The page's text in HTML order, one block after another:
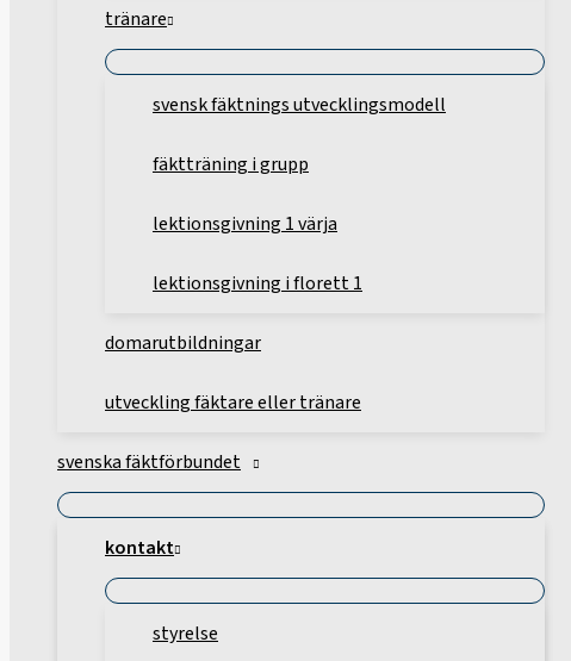
tränare
svensk fäktnings utvecklingsmodell
fäktträning i grupp
lektionsgivning 1 värja
lektionsgivning i florett 1
domarutbildningar
utveckling fäktare eller tränare
svenska fäktförbundet
kontakt
styrelse